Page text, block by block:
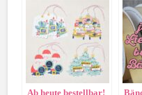
Ab heute bestellbar!